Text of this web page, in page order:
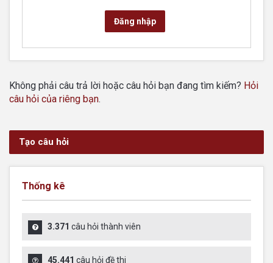
Đăng nhập
Không phải câu trả lời hoặc câu hỏi bạn đang tìm kiếm? Hỏi
câu hỏi của riêng bạn.
Tạo câu hỏi
Thống kê
3.371 câu hỏi thành viên
45.441 câu hỏi đề thi